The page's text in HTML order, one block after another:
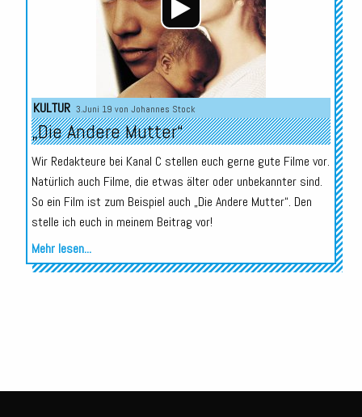
KULTUR 3.Juni 19 von Johannes Stock
„Die Andere Mutter“
Wir Redakteure bei Kanal C stellen euch gerne gute Filme vor.
Natürlich auch Filme, die etwas älter oder unbekannter sind.
So ein Film ist zum Beispiel auch „Die Andere Mutter“. Den
stelle ich euch in meinem Beitrag vor!
Mehr lesen...